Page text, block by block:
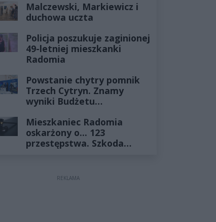
żyłach
Malczewski, Markiewicz i
duchowa uczta
Policja poszukuje zaginionej
49-letniej mieszkanki
Radomia
Powstanie chytry pomnik
Trzech Cytryn. Znamy
wyniki Budżetu
Mieszkaniec Radomia
oskarżony o... 123
przestępstwa. Szkoda
REKLAMA